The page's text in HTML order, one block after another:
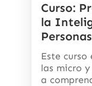
Curso:
la
Este
las micro y
a